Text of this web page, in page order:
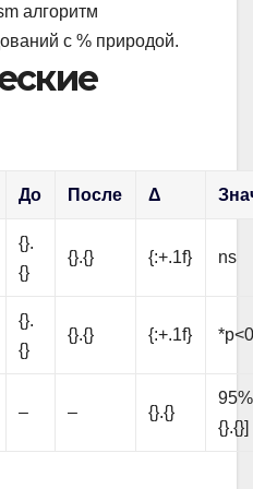
алгоритм
с % природой.
До После Δ
{}.
{}
{}.{} {:+.1f} ns
{}.
{}
{}.{} {:+.1f}
– – {}.{}
{}.{}]